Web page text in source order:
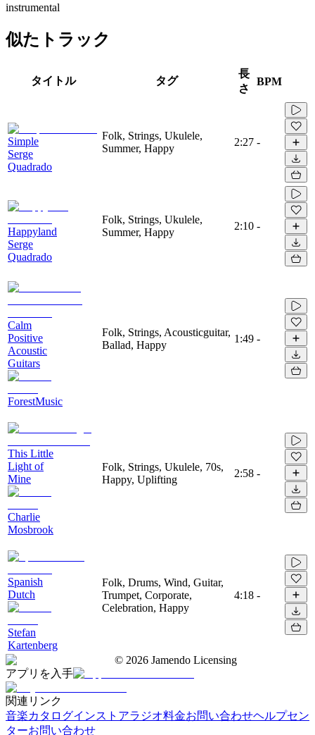
instrumental
似たトラック
タイトル タグ
長
さ
BPM
Simple
Serge
Quadrado
Folk, Strings, Ukulele,
Summer, Happy
2:27 -
Happyland
Serge
Quadrado
Folk, Strings, Ukulele,
Summer, Happy
2:10 -
Calm
Positive
Acoustic
Guitars
ForestMusic
Folk, Strings, Acousticguitar,
Ballad, Happy
1:49 -
This Little
Light of
Mine
Charlie
Mosbrook
Folk, Strings, Ukulele, 70s,
Happy, Uplifting
2:58 -
Spanish
Dutch
Stefan
Kartenberg
Folk, Drums, Wind, Guitar,
Trumpet, Corporate,
Celebration, Happy
4:18 -
© 2026 Jamendo Licensing
アプリを入手
関連リンク
音楽カタログインストアラジオ料金お問い合わせヘルプセン
ターお問い合わせ